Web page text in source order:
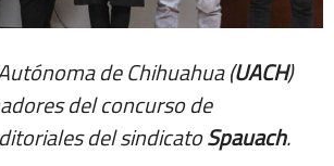
de Chihuahua (UACH)
del concurso de
del sindicatoSpauach.